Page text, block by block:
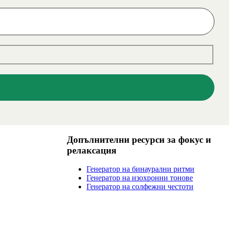
Допълнителни ресурси за фокус и
релаксация
Генератор на бинаурални ритми
Генератор на изохронни тонове
Генератор на солфежни честоти